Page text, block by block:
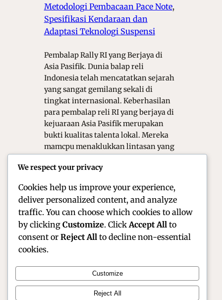
Metodologi Pembacaan Pace Note ,
Spesifikasi Kendaraan dan
Adaptasi Teknologi Suspensi
Pembalap Rally RI yang Berjaya di
Asia Pasifik. Dunia balap reli
Indonesia telah mencatatkan sejarah
yang sangat gemilang sekali di
tingkat internasional. Keberhasilan
para pembalap reli RI yang berjaya di
kejuaraan Asia Pasifik merupakan
bukti kualitas talenta lokal. Mereka
mamcpu menaklukkan lintasan yang
menantang di berbagai negara
Official Site of Christian Montanari | Racer &
We respect your privacy
Cookies help us improve your experience,
deliver personalized content, and analyze
traffic. You can choose which cookies to allow
by clicking Customize. Click Accept All to
consent or Reject All to decline non-essential
cookies.
Customize
Reject All